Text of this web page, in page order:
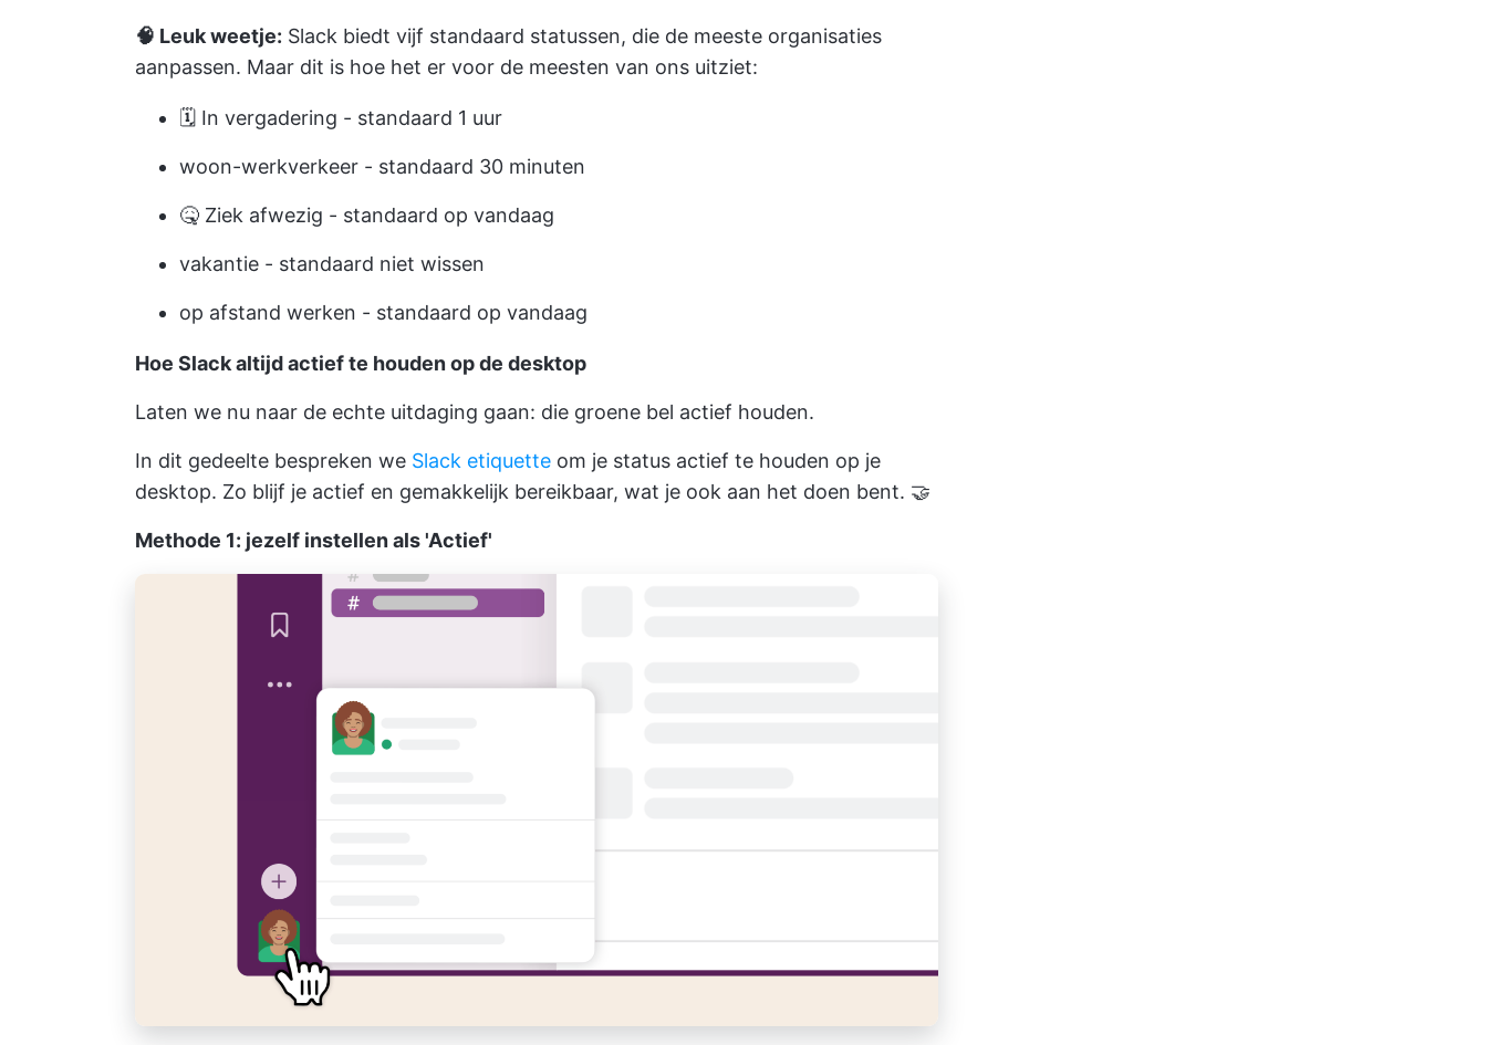
🧠 Leuk weetje: Slack biedt vijf standaard statussen, die de meeste organisaties
aanpassen. Maar dit is hoe het er voor de meesten van ons uitziet:
🗓 In vergadering - standaard 1 uur
woon-werkverkeer - standaard 30 minuten
🤒 Ziek afwezig - standaard op vandaag
vakantie - standaard niet wissen
op afstand werken - standaard op vandaag
Hoe Slack altijd actief te houden op de desktop
Laten we nu naar de echte uitdaging gaan: die groene bel actief houden.
In dit gedeelte bespreken we Slack etiquette om je status actief te houden op je
desktop. Zo blijf je actief en gemakkelijk bereikbaar, wat je ook aan het doen bent. 🤝
Methode 1: jezelf instellen als 'Actief'